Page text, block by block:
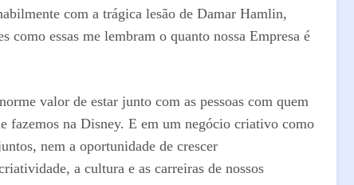
com a trágica lesão de Damar Hamlin,
como essas me lembram o quanto nossa Empresa é
valor de estar junto com as pessoas com quem
fazemos na Disney. E em um negócio criativo como
nem a oportunidade de crescer
a cultura e as carreiras de nossos